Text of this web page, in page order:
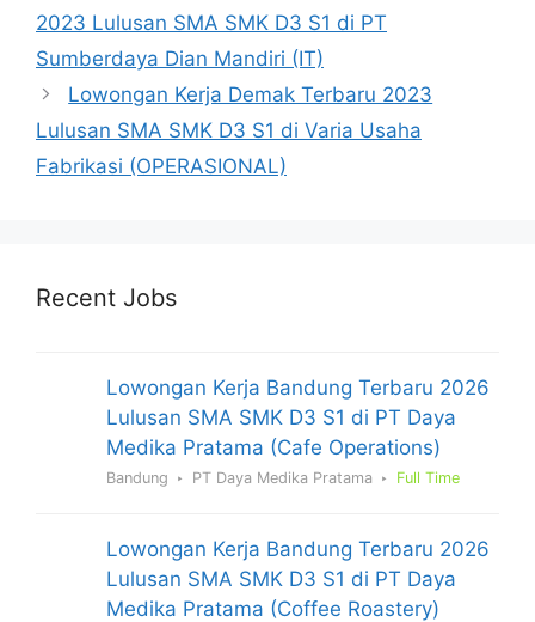
2023 Lulusan SMA SMK D3 S1 di PT
Sumberdaya Dian Mandiri (IT)
Lowongan Kerja Demak Terbaru 2023
Lulusan SMA SMK D3 S1 di Varia Usaha
Fabrikasi (OPERASIONAL)
Recent Jobs
Lowongan Kerja Bandung Terbaru 2026
Lulusan SMA SMK D3 S1 di PT Daya
Medika Pratama (Cafe Operations)
Bandung PT Daya Medika Pratama Full Time
Lowongan Kerja Bandung Terbaru 2026
Lulusan SMA SMK D3 S1 di PT Daya
Medika Pratama (Coffee Roastery)